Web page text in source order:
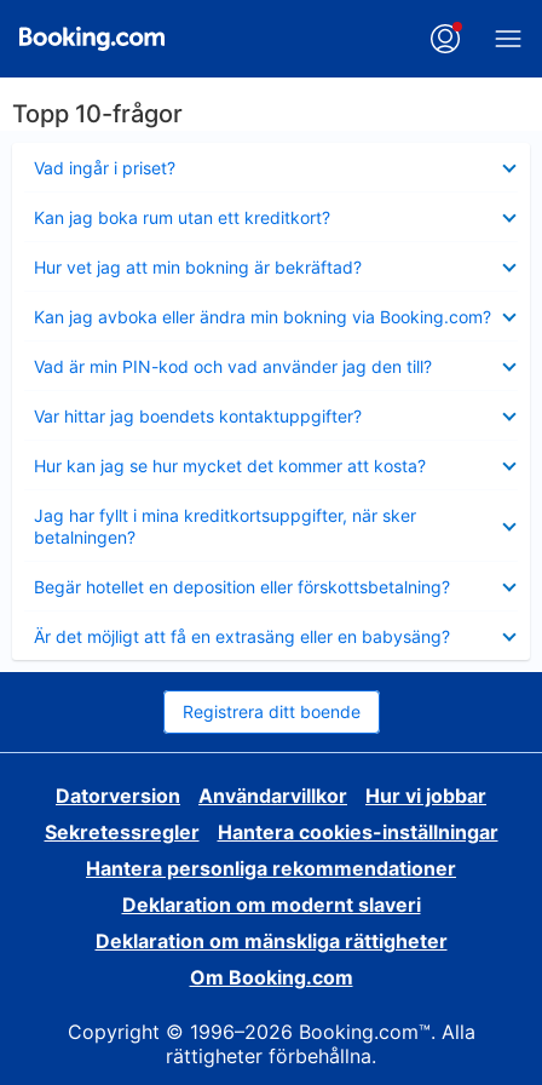
Topp 10-frågor
Vad ingår i priset?
mindre
Kan jag boka rum utan ett kreditkort?
mindre
Hur vet jag att min bokning är bekräftad?
mindre
Kan jag avboka eller ändra min bokning via Booking.com?
mindre
Vad är min PIN-kod och vad använder jag den till?
mindre
Var hittar jag boendets kontaktuppgifter?
mindre
Hur kan jag se hur mycket det kommer att kosta?
mindre
Jag har fyllt i mina kreditkortsuppgifter, när sker
betalningen?
mindre
Begär hotellet en deposition eller förskottsbetalning?
mindre
Är det möjligt att få en extrasäng eller en babysäng?
mindre
Registrera ditt boende
Datorversion Användarvillkor
Hur vi jobbar
Sekretessregler
Hantera cookies-inställningar
Hantera personliga rekommendationer
Deklaration om modernt slaveri
Deklaration om mänskliga rättigheter
Om Booking.com
Copyright © 1996–2026 Booking.com™. Alla
rättigheter förbehållna.